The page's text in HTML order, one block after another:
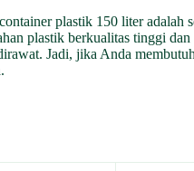
plastik 150 liter adalah
plastik berkualitas tinggi
Jadi, jika Anda